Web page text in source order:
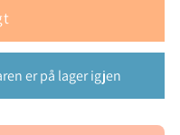
er på lager igjen